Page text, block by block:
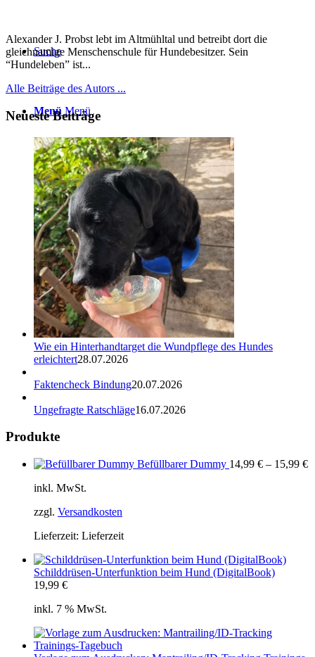
Suche
Menü Menü
Alexander J. Probst lebt im Altmühltal und betreibt dort die
gleichnamige Menschenschule für Hundebesitzer. Sein
“Hundeleben” ist...
Alle Beiträge des Autors ...
Neueste Beiträge
Wie ein Hinterhandtarget die Wundpflege des Hundes
erleichtert28.07.2026
Faktencheck Bindung20.07.2026
Ungefragte Ratschläge16.07.2026
Produkte
Befüllbarer Dummy 14,99 € – 15,99 €
inkl. MwSt.
zzgl. Versandkosten
Lieferzeit: Lieferzeit
Schilddrüsen-Unterfunktion beim Hund (DigitalBook)
19,99 €
inkl. 7 % MwSt.